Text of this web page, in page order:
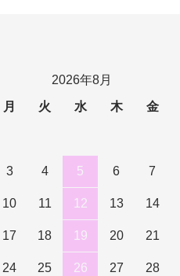
2026年8月
月 火 水 木 金
3 4 5 6 7
10 11 12 13 14
17 18 19 20 21
24 25 26 27 28